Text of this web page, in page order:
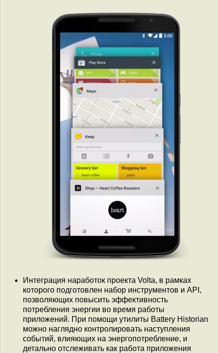
Интеграция наработок проекта Volta, в рамках
которого подготовлен набор инструментов и API,
позволяющих повысить эффективность
потребления энергии во время работы
приложений. При помощи утилиты Battery Historian
можно наглядно контролировать наступления
событий, влияющих на энергопотребление, и
детально отслеживать как работа приложения